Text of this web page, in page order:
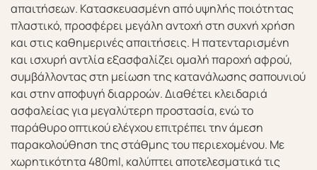
απαιτήσεων. Κατασκευασμένη από υψηλής ποιότητας
πλαστικό, προσφέρει μεγάλη αντοχή στη συχνή χρήση
και στις καθημερινές απαιτήσεις. Η πατενταρισμένη
και ισχυρή αντλία εξασφαλίζει ομαλή παροχή αφρού,
συμβάλλοντας στη μείωση της κατανάλωσης σαπουνιού
και στην αποφυγή διαρροών. Διαθέτει κλειδαριά
ασφαλείας για μεγαλύτερη προστασία, ενώ το
παράθυρο οπτικού ελέγχου επιτρέπει την άμεση
παρακολούθηση της στάθμης του περιεχομένου. Με
χωρητικότητα 480ml, καλύπτει αποτελεσματικά τις